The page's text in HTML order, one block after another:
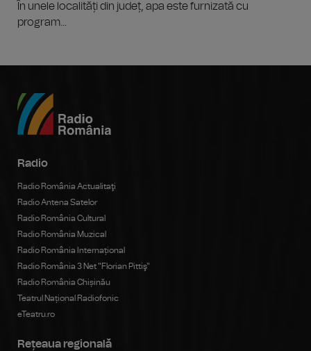
În unele localități din județ, apa este furnizată cu
program...
Radio
Radio România Actualitaţi
Radio Antena Satelor
Radio România Cultural
Radio România Muzical
Radio România Internațional
Radio România 3 Net "Florian Pittiş"
Radio România Chișinău
Teatrul Național Radiofonic
eTeatru.ro
Rețeaua regională